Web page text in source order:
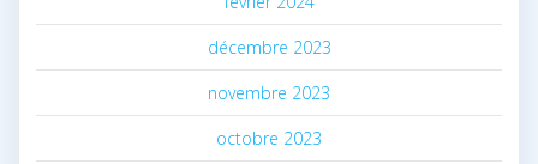
décembre 2023
novembre 2023
octobre 2023